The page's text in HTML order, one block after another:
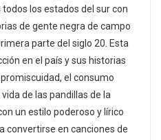
los estados del sur con
de gente negra de campo
parte del siglo 20. Esta
en el país y sus historias
el consumo
de las pandillas de la
un estilo poderoso y lírico
convertirse en canciones de